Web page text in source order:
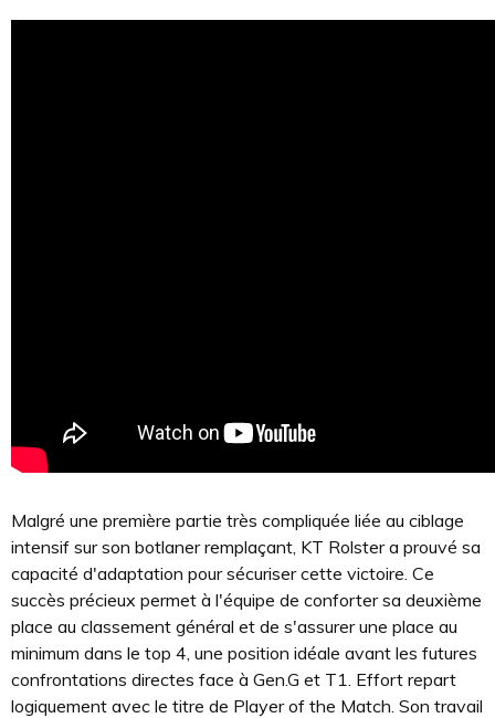
Malgré une première partie très compliquée liée au ciblage
intensif sur son botlaner remplaçant, KT Rolster a prouvé sa
capacité d'adaptation pour sécuriser cette victoire. Ce
succès précieux permet à l'équipe de conforter sa deuxième
place au classement général et de s'assurer une place au
minimum dans le top 4, une position idéale avant les futures
confrontations directes face à Gen.G et T1. Effort repart
logiquement avec le titre de Player of the Match. Son travail